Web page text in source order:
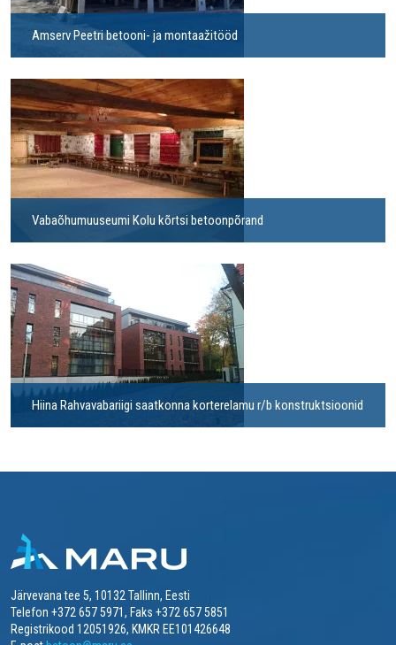
Amserv Peetri betooni- ja montaažitööd
Vabaõhumuuseumi Kolu kõrtsi betoonpõrand
Hiina Rahvavabariigi saatkonna korterelamu r/b konstruktsioonid
Järvevana tee 5, 10132 Tallinn, Eesti
Telefon +372 657 5971, Faks +372 657 5851
Registrikood 12051926, KMKR EE101426648